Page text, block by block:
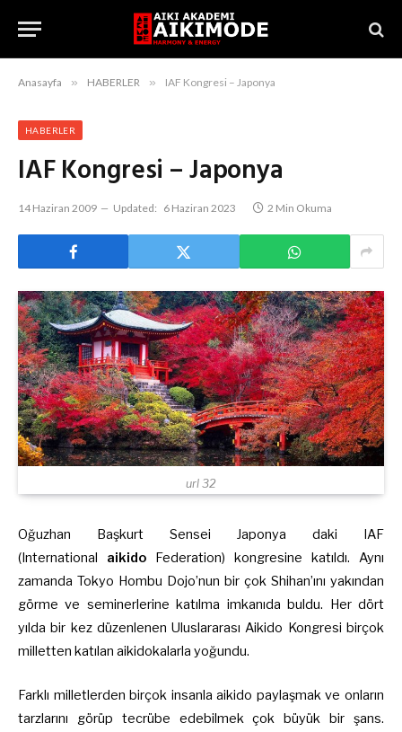
Anasayfa » HABERLER » IAF Kongresi – Japonya
HABERLER
IAF Kongresi – Japonya
14 Haziran 2009 Updated: 6 Haziran 2023 2 Min Okuma
url 32
Oğuzhan Başkurt Sensei Japonya daki IAF
(International aikido Federation) kongresine katıldı. Aynı
zamanda Tokyo Hombu Dojo’nun bir çok Shihan’ını yakından
görme ve seminerlerine katılma imkanıda buldu. Her dört
yılda bir kez düzenlenen Uluslararası Aikido Kongresi birçok
milletten katılan aikidokalarla yoğundu.
Farklı milletlerden birçok insanla aikido paylaşmak ve onların
tarzlarını görüp tecrübe edebilmek çok büyük bir şans.